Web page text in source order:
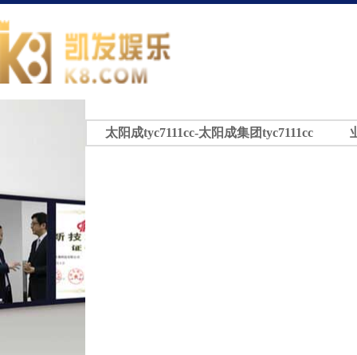
太阳成tyc7111cc-太阳成集团tyc7111cc